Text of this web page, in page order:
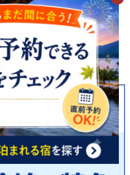
を忘れる！本当に涼しい厳選避暑地